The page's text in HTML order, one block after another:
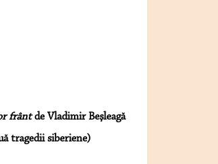
frântde Vladimir Beşleagă
tragedii siberiene)